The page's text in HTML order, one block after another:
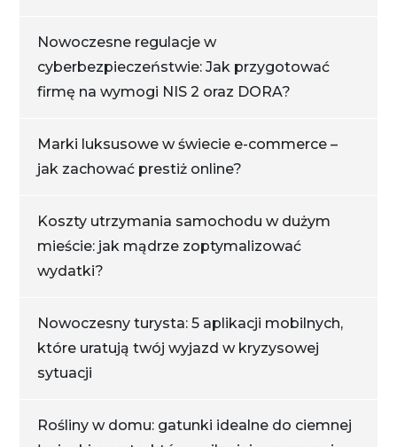
Nowoczesne regulacje w
cyberbezpieczeństwie: Jak przygotować
firmę na wymogi NIS 2 oraz DORA?
Marki luksusowe w świecie e-commerce –
jak zachować prestiż online?
Koszty utrzymania samochodu w dużym
mieście: jak mądrze zoptymalizować
wydatki?
Nowoczesny turysta: 5 aplikacji mobilnych,
które uratują twój wyjazd w kryzysowej
sytuacji
Rośliny w domu: gatunki idealne do ciemnej